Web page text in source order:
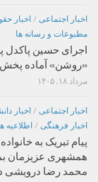
اخبار اجتماعی / اخبار
مطبوعات و رسانه ها
«روشن» آماده
مرداد ۱۸, ۱۴۰۵
اخبار اجتماعی / اخبار
اخبار فرهنگی / اطلاعیه
پیام تبریک به
همشهری عزیزمان
محمد رضا درویشی